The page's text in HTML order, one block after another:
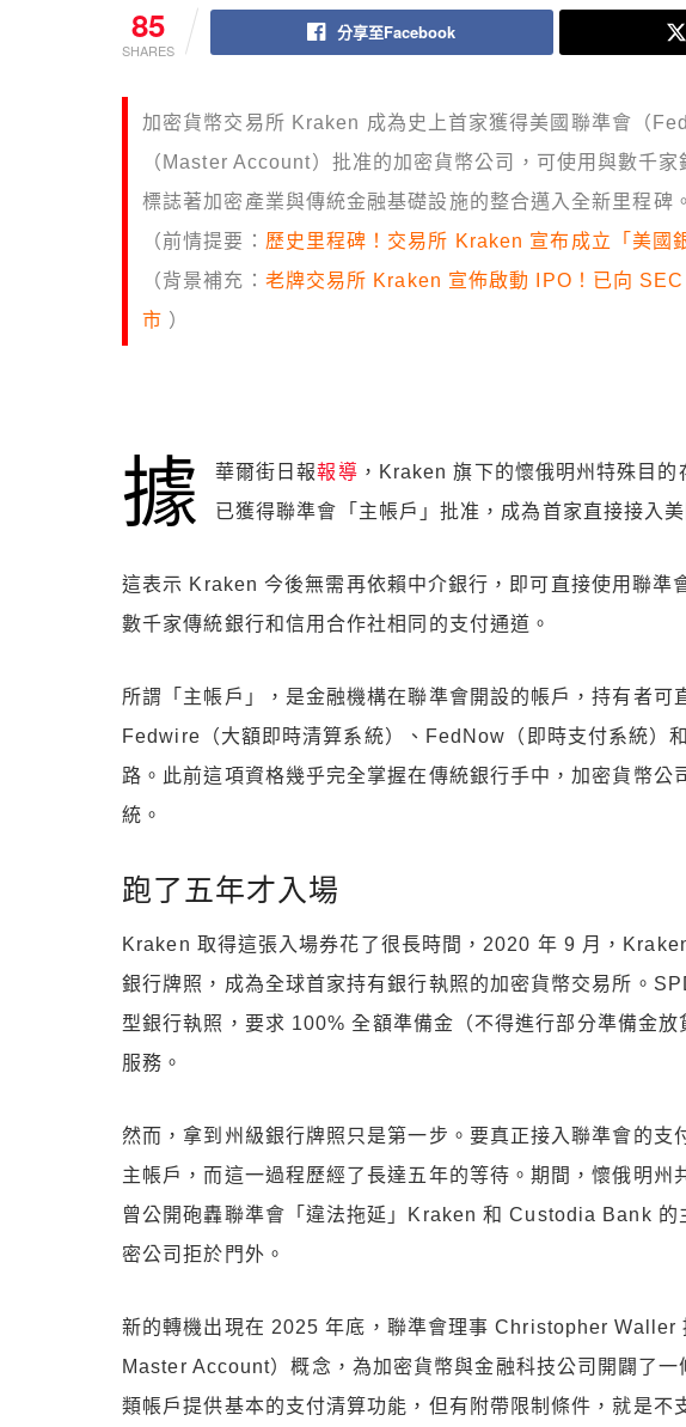
85
SHARES
分享至Facebook
加密貨幣交易所 Kraken 成為史上首家獲得美國聯準會（
（Master Account）批准的加密貨幣公司，可使用與數千
標誌著加密產業與傳統金融基礎設施的整合邁入全新里程碑。
（前情提要： 歷史里程碑！交易所 Kraken 宣布成立「美國
（背景補充： 老牌交易所 Kraken 宣佈啟動 IPO！已向
市 ）
據 華爾街日報報導 ，Kraken 旗下的懷俄明州特殊目
已獲得聯準會「主帳戶」批准，成為首家直接接入
這表示 Kraken 今後無需再依賴中介銀行，即可直接使用聯準
數千家傳統銀行和信用合作社相同的支付通道。
所謂「主帳戶」，是金融機構在聯準會開設的帳戶，持有者可
Fedwire（大額即時清算系統）、FedNow（即時支付系統）
路。此前這項資格幾乎完全掌握在傳統銀行手中，加密貨幣公
統。
跑了五年才入場
Kraken 取得這張入場券花了很長時間，2020 年 9 月，
銀行牌照，成為全球首家持有銀行執照的加密貨幣交易所。
型銀行執照，要求 100% 全額準備金（不得進行部分準備金
服務。
然而，拿到州級銀行牌照只是第一步。要真正接入聯準會的
主帳戶，而這一過程歷經了長達五年的等待。期間，懷俄明
曾公開砲轟聯準會「違法拖延」Kraken 和 Custodia Bank 的
密公司拒於門外。
新的轉機出現在 2025 年底，聯準會理事 Christopher Waller
Master Account）概念，為加密貨幣與金融科技公司開闢了
類帳戶提供基本的支付清算功能，但有附帶限制條件，就是不